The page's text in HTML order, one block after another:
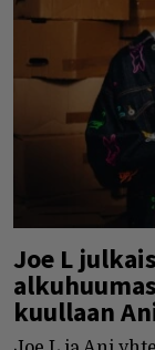
Joe L
kuullaan